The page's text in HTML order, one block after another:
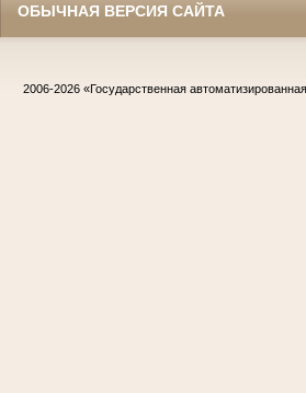
ОБЫЧНАЯ ВЕРСИЯ САЙТА
2006-2026 «Государственная